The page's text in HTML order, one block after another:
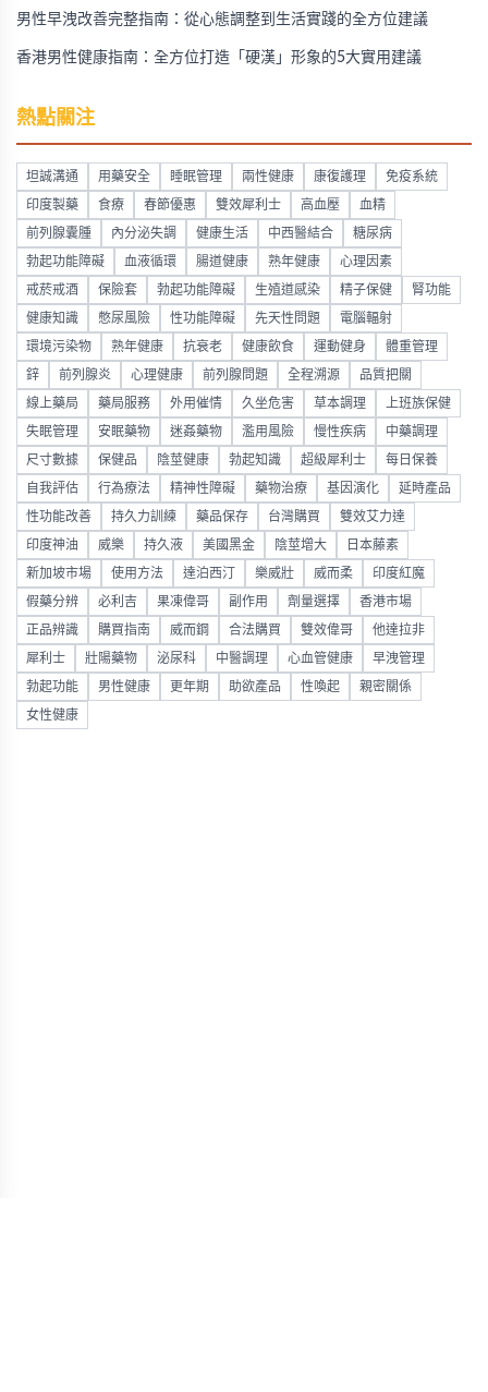
男性早洩改善完整指南：從心態調整到生活實踐的全方位建議
香港男性健康指南：全方位打造「硬漢」形象的5大實用建議
熱點關注
坦誠溝通 用藥安全 睡眠管理 兩性健康 康復護理 免疫系統
印度製藥 食療 春節優惠 雙效犀利士 高血壓 血精
前列腺囊腫 內分泌失調 健康生活 中西醫結合 糖尿病
勃起功能障礙 血液循環 腸道健康 熟年健康 心理因素
戒菸戒酒 保險套 勃起功能障礙 生殖道感染 精子保健 腎功能
健康知識 憋尿風險 性功能障礙 先天性問題 電腦輻射
環境污染物 熟年健康 抗衰老 健康飲食 運動健身 體重管理
鋅 前列腺炎 心理健康 前列腺問題 全程溯源 品質把關
線上藥局 藥局服務 外用催情 久坐危害 草本調理 上班族保健
失眠管理 安眠藥物 迷姦藥物 濫用風險 慢性疾病 中藥調理
尺寸數據 保健品 陰莖健康 勃起知識 超級犀利士 每日保養
自我評估 行為療法 精神性障礙 藥物治療 基因演化 延時產品
性功能改善 持久力訓練 藥品保存 台灣購買 雙效艾力達
印度神油 威樂 持久液 美國黑金 陰莖增大 日本藤素
新加坡市場 使用方法 達泊西汀 樂威壯 威而柔 印度紅魔
假藥分辨 必利吉 果凍偉哥 副作用 劑量選擇 香港市場
正品辨識 購買指南 威而鋼 合法購買 雙效偉哥 他達拉非
犀利士 壯陽藥物 泌尿科 中醫調理 心血管健康 早洩管理
勃起功能 男性健康 更年期 助欲產品 性喚起 親密關係
女性健康